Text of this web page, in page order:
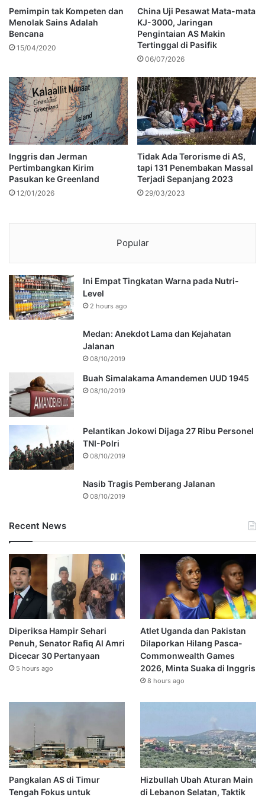
Pemimpin tak Kompeten dan
Menolak Sains Adalah
Bencana
15/04/2020
China Uji Pesawat Mata-mata
KJ-3000, Jaringan
Pengintaian AS Makin
Tertinggal di Pasifik
06/07/2026
Inggris dan Jerman
Pertimbangkan Kirim
Pasukan ke Greenland
12/01/2026
Tidak Ada Terorisme di AS,
tapi 131 Penembakan Massal
Terjadi Sepanjang 2023
29/03/2023
Popular
Ini Empat Tingkatan Warna pada Nutri-
Level
2 hours ago
Medan: Anekdot Lama dan Kejahatan
Jalanan
08/10/2019
Buah Simalakama Amandemen UUD 1945
08/10/2019
Pelantikan Jokowi Dijaga 27 Ribu Personel
TNI-Polri
08/10/2019
Nasib Tragis Pemberang Jalanan
08/10/2019
Recent News
Diperiksa Hampir Sehari
Penuh, Senator Rafiq Al Amri
Dicecar 30 Pertanyaan
5 hours ago
Atlet Uganda dan Pakistan
Dilaporkan Hilang Pasca-
Commonwealth Games
2026, Minta Suaka di Inggris
8 hours ago
Pangkalan AS di Timur
Tengah Fokus untuk
Hizbullah Ubah Aturan Main
di Lebanon Selatan, Taktik